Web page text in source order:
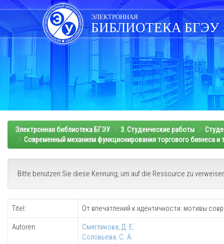
Skip
navigation
ЭЛЕКТРОННАЯ
БИБЛИОТЕКА БГЭУ
Электронная библиотека БГЭУ 3. Студенческие работы
Современный механизм функционирования торгового бизнеса и
Bitte benutzen Sie diese Kennung, um auf die Ressource zu
Titel: От впечатлений к идентичности: мотивы
Autoren:
Смягликова, Д. Е.
Соловьева, С. А.